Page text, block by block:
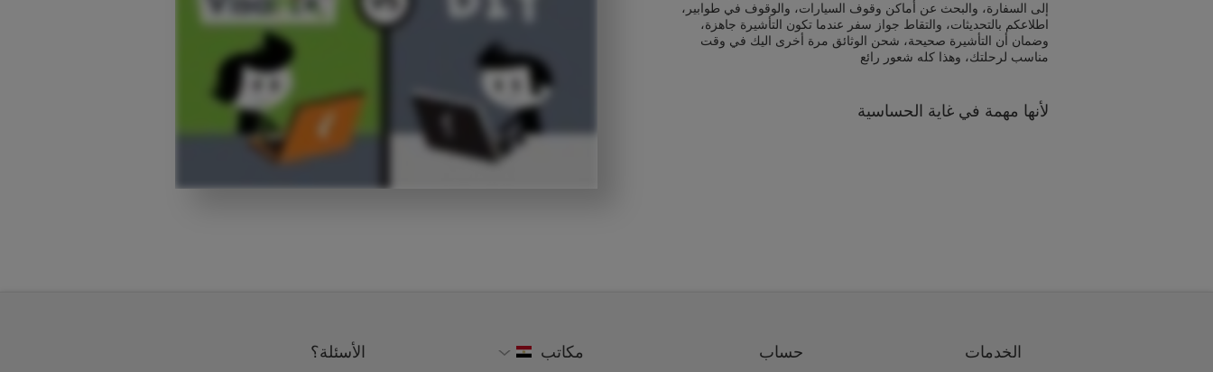
إلى السفارة، والبحث عن أماكن وقوف السيارات، والوقوف في طوابير،
اطلاعكم بالتحديثات، والتقاط جواز سفر عندما تكون التأشيرة جاهزة،
وضمان أن التأشيرة صحيحة، شحن الوثائق مرة أخرى اليك في وقت
مناسب لرحلتك، وهذا كله شعور رائع
لأنها مهمة في غاية الحساسية
الخدمات حساب مكاتب الأسئلة؟